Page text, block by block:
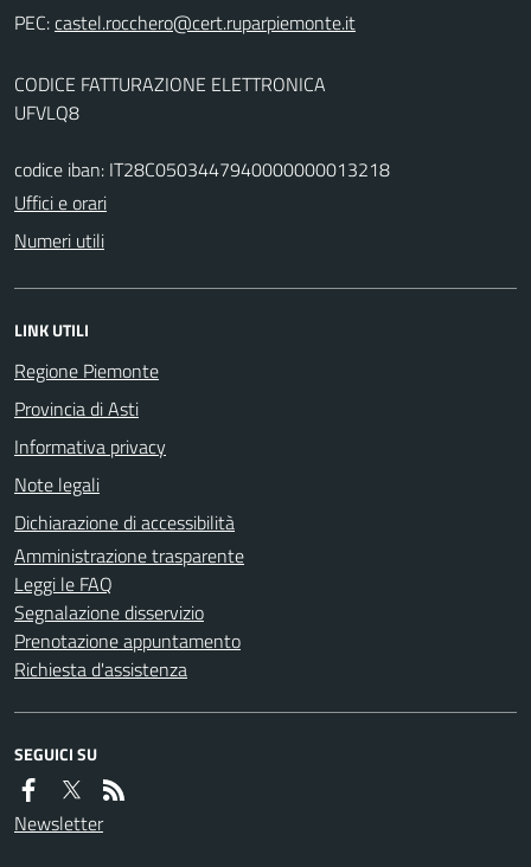
PEC:
CODICE FATTURAZIONE ELETTRONICA
UFVLQ8
codice iban: IT28C0503447940000000013218
Uffici e orari
Numeri utili
LINK UTILI
Regione Piemonte
Provincia di Asti
Informativa privacy
Note legali
Dichiarazione di accessibilità
Amministrazione trasparente
Leggi le FAQ
Segnalazione disservizio
Prenotazione appuntamento
Richiesta d'assistenza
SEGUICI SU
Newsletter